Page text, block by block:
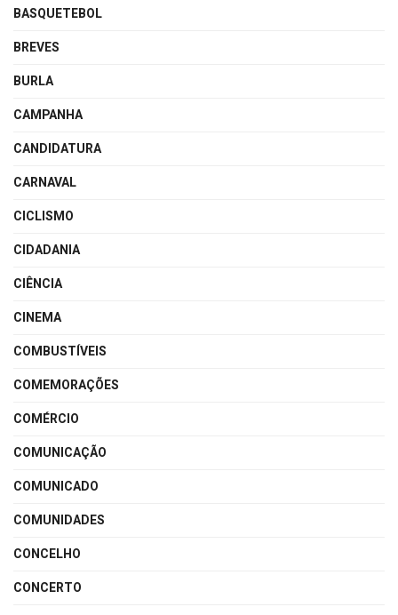
BASQUETEBOL
BREVES
BURLA
CAMPANHA
CANDIDATURA
CARNAVAL
CICLISMO
CIDADANIA
CIÊNCIA
CINEMA
COMBUSTÍVEIS
COMEMORAÇÕES
COMÉRCIO
COMUNICAÇÃO
COMUNICADO
COMUNIDADES
CONCELHO
CONCERTO